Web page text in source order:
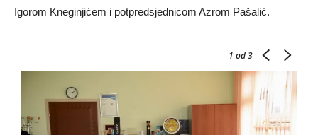
Igorom Kneginjićem i potpredsjednicom Azrom Pašalić.
1 od 3